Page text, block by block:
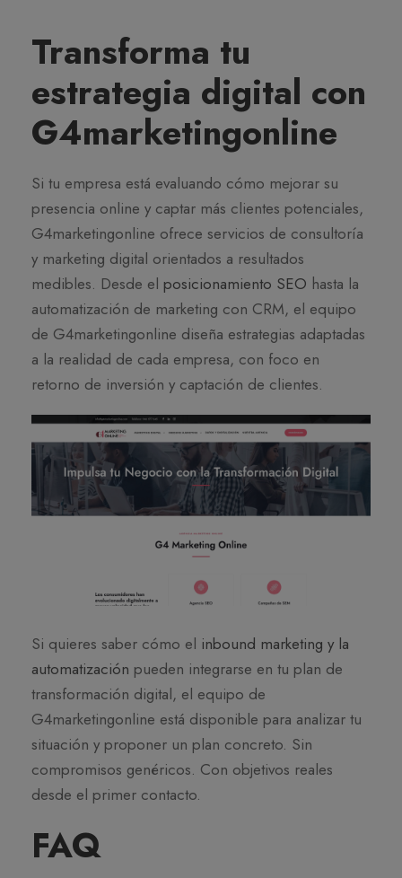
Transforma tu
estrategia digital con
G4marketingonline
Si tu empresa está evaluando cómo mejorar su
presencia online y captar más clientes potenciales,
G4marketingonline ofrece servicios de consultoría
y marketing digital orientados a resultados
medibles. Desde el posicionamiento SEO hasta la
automatización de marketing con CRM, el equipo
de G4marketingonline diseña estrategias adaptadas
a la realidad de cada empresa, con foco en
retorno de inversión y captación de clientes.
Si quieres saber cómo el inbound marketing y la
automatización pueden integrarse en tu plan de
transformación digital, el equipo de
G4marketingonline está disponible para analizar tu
situación y proponer un plan concreto. Sin
compromisos genéricos. Con objetivos reales
desde el primer contacto.
FAQ